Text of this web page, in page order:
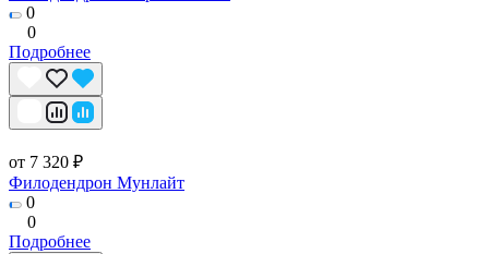
0
0
Подробнее
от 7 320 ₽
Филодендрон Мунлайт
0
0
Подробнее